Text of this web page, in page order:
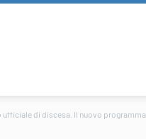
ufficiale di discesa. Il nuovo